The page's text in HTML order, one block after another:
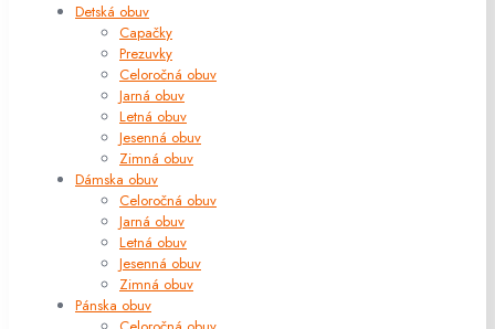
Detská obuv
Capačky
Prezuvky
Celoročná obuv
Jarná obuv
Letná obuv
Jesenná obuv
Zimná obuv
Dámska obuv
Celoročná obuv
Jarná obuv
Letná obuv
Jesenná obuv
Zimná obuv
Pánska obuv